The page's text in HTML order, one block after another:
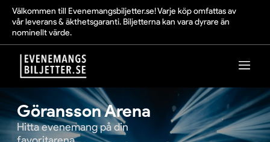
Välkommen till Evenemangsbiljetter.se! Varje köp omfattas av
vår leverans & äkthetsgaranti. Biljetterna kan vara dyrare än
nominellt värde.
Göransson Arena
Hitta evenemang på din